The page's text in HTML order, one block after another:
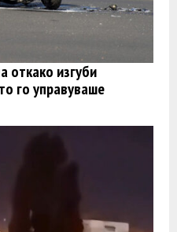
откако изгуби
го управуваше